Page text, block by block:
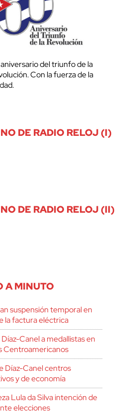
del triunfo de la
Con la fuerza de la
DE RADIO RELOJ (I)
DE RADIO RELOJ (II)
A MINUTO
suspensión temporal en
la factura eléctrica
Canel a medallistas en
Centroamericanos
Díaz-Canel centros
y de economía
Lula da Silva intención de
elecciones